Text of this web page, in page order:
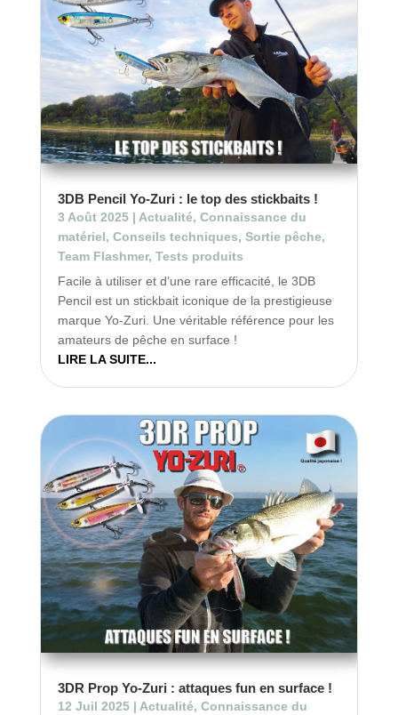
3DB Pencil Yo-Zuri : le top des stickbaits !
3 Août 2025| Actualité, Connaissance du
matériel, Conseils techniques, Sortie pêche,
Team Flashmer, Tests produits
Facile à utiliser et d’une rare efficacité, le 3DB
Pencil est un stickbait iconique de la prestigieuse
marque Yo-Zuri. Une véritable référence pour les
amateurs de pêche en surface !
LIRE LA SUITE...
3DR Prop Yo-Zuri : attaques fun en surface !
12 Juil 2025| Actualité, Connaissance du